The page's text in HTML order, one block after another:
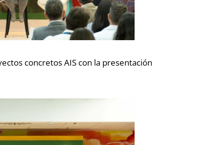
concretos AIS con la presentación